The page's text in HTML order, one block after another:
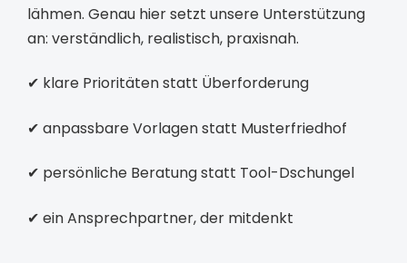
lähmen. Genau hier setzt unsere Unterstützung
an: verständlich, realistisch, praxisnah.
✔ klare Prioritäten statt Überforderung
✔ anpassbare Vorlagen statt Musterfriedhof
✔ persönliche Beratung statt Tool-Dschungel
✔ ein Ansprechpartner, der mitdenkt